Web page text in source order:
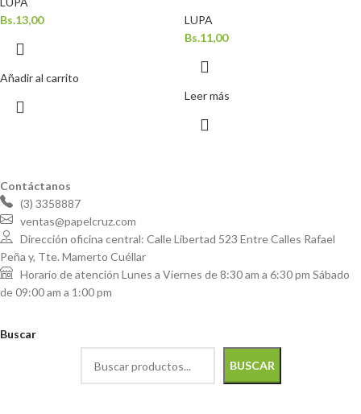
Bs.13,00
Añadir al carrito
LUPA
Bs.11,00
Leer más
Contáctanos
(3) 3358887
ventas@papelcruz.com
Dirección oficina central: Calle Libertad 523 Entre Calles Rafael
Peña y, Tte. Mamerto Cuéllar
Horario de atención Lunes a Viernes de 8:30 am a 6:30 pm Sábado
de 09:00 am a 1:00 pm
Buscar
BUSCAR